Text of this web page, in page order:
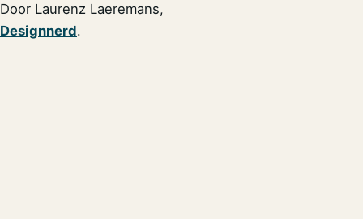
Door Laurenz Laeremans,
Designnerd.